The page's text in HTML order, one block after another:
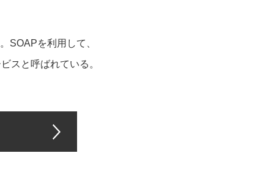
SOAPを利用して、
スと呼ばれている。